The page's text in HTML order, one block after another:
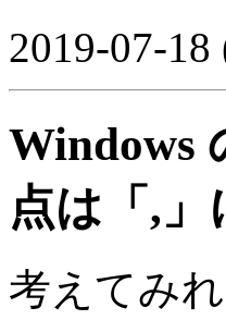
2019-07-18
Windows
点は「,
考えてみ